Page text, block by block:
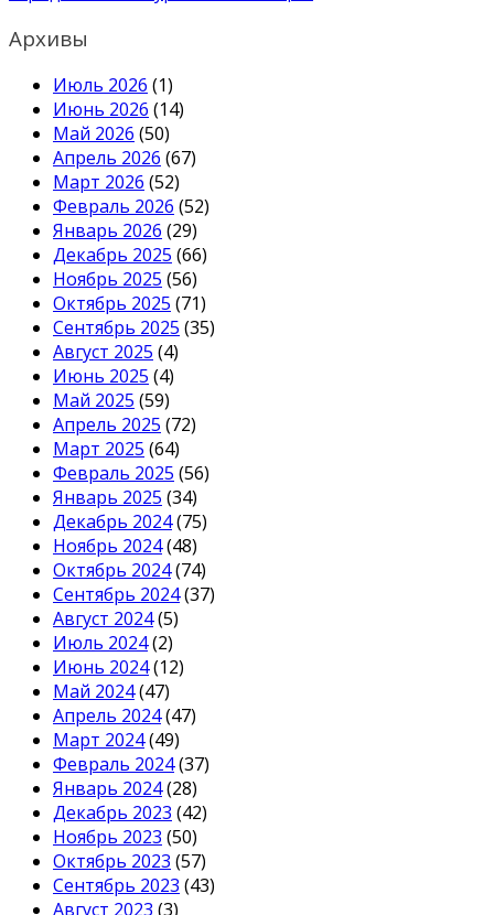
Архивы
Июль 2026 (1)
Июнь 2026 (14)
Май 2026 (50)
Апрель 2026 (67)
Март 2026 (52)
Февраль 2026 (52)
Январь 2026 (29)
Декабрь 2025 (66)
Ноябрь 2025 (56)
Октябрь 2025 (71)
Сентябрь 2025 (35)
Август 2025 (4)
Июнь 2025 (4)
Май 2025 (59)
Апрель 2025 (72)
Март 2025 (64)
Февраль 2025 (56)
Январь 2025 (34)
Декабрь 2024(75)
Ноябрь 2024(48)
Октябрь 2024(74)
Сентябрь 2024(37)
Август 2024(5)
Июль 2024(2)
Июнь 2024(12)
Май 2024(47)
Апрель 2024(47)
Март 2024(49)
Февраль 2024(37)
Январь 2024(28)
Декабрь 2023 (42)
Ноябрь 2023 (50)
Октябрь 2023 (57)
Сентябрь 2023 (43)
Август 2023 (3)